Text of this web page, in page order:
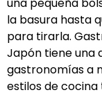
una pequeña
la basura hasta
para tirarla.
Japón tiene una
gastronomías a
estilos de